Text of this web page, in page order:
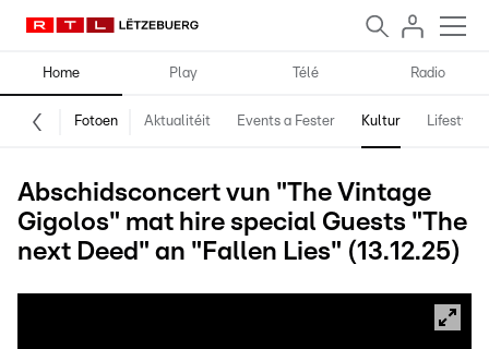
Home Play Télé Radio
Fotoen Aktualitéit Events a Fester Kultur Lifestyle
Abschidsconcert vun "The Vintage
Gigolos" mat hire special Guests "The
next Deed" an "Fallen Lies" (13.12.25)